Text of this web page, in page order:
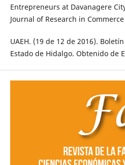
Entrepreneurs at Davanagere
Journal of Research in
UAEH. (19 de 12 de 2016).
Estado de Hidalgo. Obtenido de